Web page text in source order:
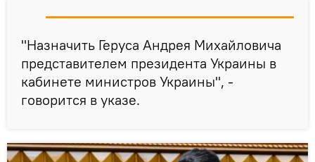
"Назначить Геруса Андрея Михайловича
представителем президента Украины в
кабинете министров Украины", -
говорится в указе.